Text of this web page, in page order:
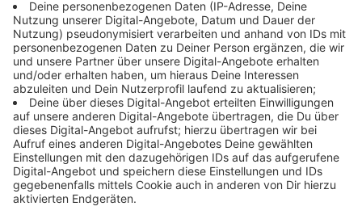
das sei man aber in der Vergangenheit bereits
angegangen, zum Beispiel beim Klostergarten.
Reichelts Vermutung ist unter anderem, dass die
Umwelthilfe nicht mit aktuellen Daten arbeitet, zum
Beispiel also auf veraltete Google Earth Bilder
zurückgreift.
Anzeige